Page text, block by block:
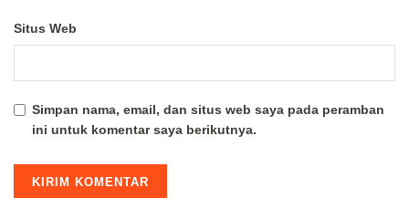
Situs Web
Simpan nama, email, dan situs web saya pada peramban
ini untuk komentar saya berikutnya.